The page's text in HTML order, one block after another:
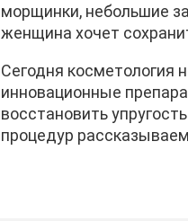
морщинки, небольшие
женщина хочет
Сегодня косметология
инновационные
восстановить
процедур